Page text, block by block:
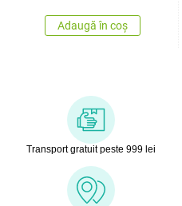
Adaugă în coș
Transport gratuit peste 999 lei